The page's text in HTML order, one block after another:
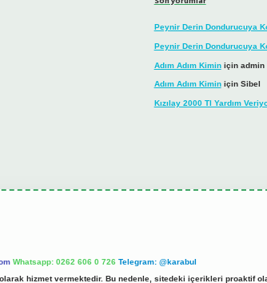
Peynir Derin Dondurucuya
Peynir Derin Dondurucuya
Adım Adım Kiminiçin admin
Adım Adım Kiminiçin Sibel
Kızılay 2000 Tl Yardım
Whatsapp: 0262 606 0 726 Telegram: @karabul
hizmet vermektedir. Bu nedenle, sitedeki içerikleri proaktif